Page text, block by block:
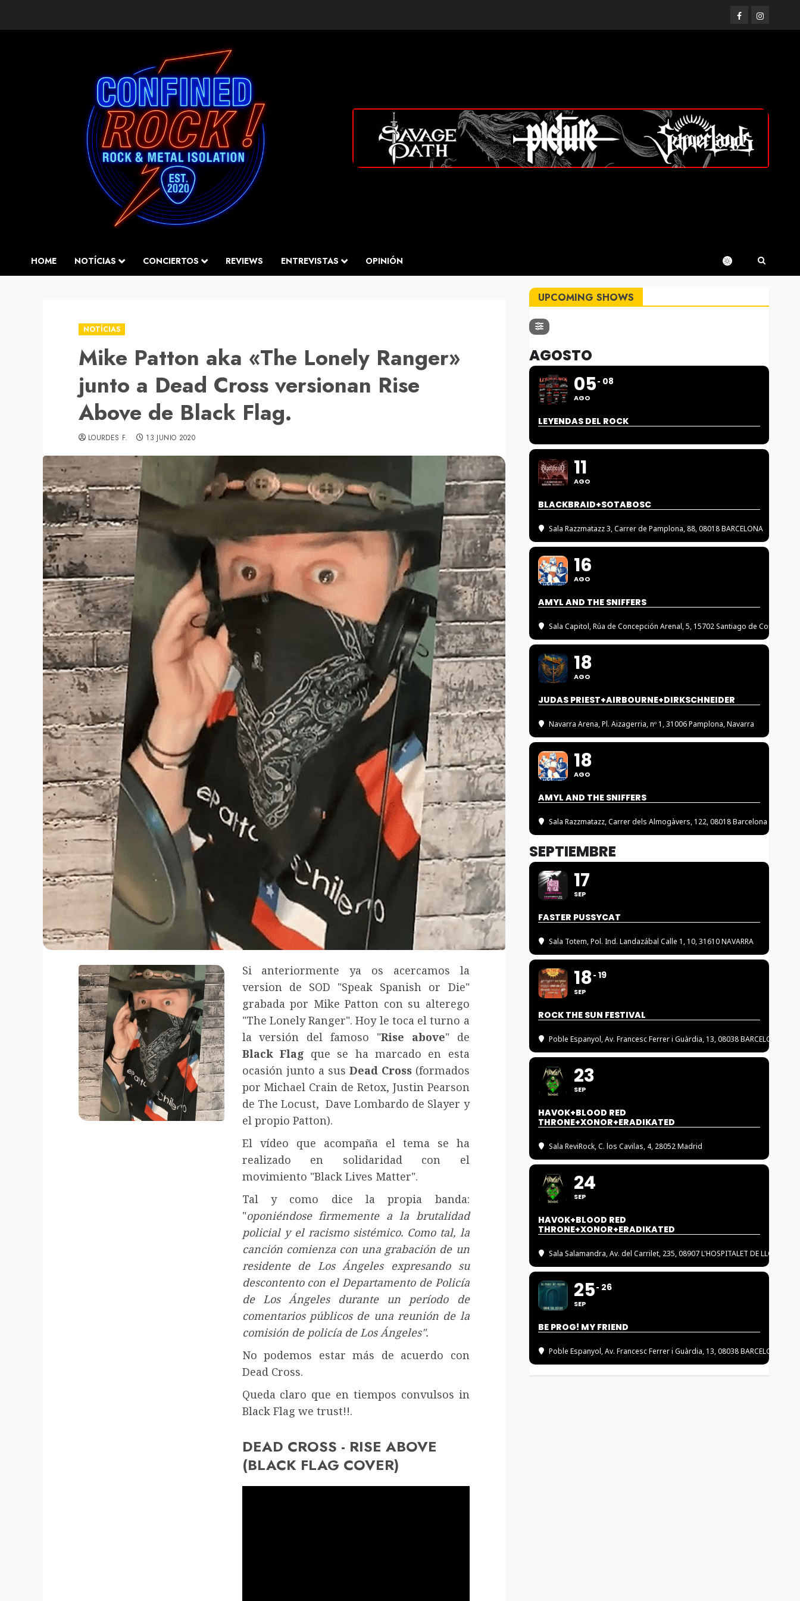
FacebookInstagram
HOME NOTÍCIAS CONCIERTOS REVIEWS ENTREVISTAS OPINIÓN
NOTÍCIAS
Mike Patton aka «The Lonely Ranger»
junto a Dead Cross versionan Rise
Above de Black Flag.
LOURDES F. 13 JUNIO 2020
Si anteriormente ya os acercamos la
version de SOD "Speak Spanish or Die"
grabada por Mike Patton con su alterego
"The Lonely Ranger". Hoy le toca el turno a
la versión del famoso "Rise above" de
Black Flag que se ha marcado en esta
ocasión junto a sus Dead Cross(formados
por Michael Crain de Retox, Justin Pearson
de The Locust, Dave Lombardo de Slayer y
el propio Patton).
El vídeo que acompaña el tema se ha
realizado en solidaridad con el
movimiento "Black Lives Matter".
Tal y como dice la propia banda:
"oponiéndose firmemente a la brutalidad
policial y el racismo sistémico. Como tal, la
canción comienza con una grabación de un
residente de Los Ángeles expresando su
descontento con el Departamento de Policía
de Los Ángeles durante un período de
comentarios públicos de una reunión de la
comisión de policía de Los Ángeles".
No podemos estar más de acuerdo con
Dead Cross.
Queda claro que en tiempos convulsos in
Black Flag we trust!!.
DEAD CROSS - RISE ABOVE
(BLACK FLAG COVER)
UPCOMING SHOWS
AGOSTO
05
AGO
08
LEYENDAS DEL ROCK
11
AGO
BLACKBRAID+SOTABOSC
Sala Razzmatazz 3, Carrer de Pamplona, 88, 08018 BARCELONA
16
AGO
AMYL AND THE SNIFFERS
Sala Capitol, Rúa de Concepción Arenal, 5, 15702 Santiago de
18
AGO
JUDAS PRIEST+AIRBOURNE+DIRKSCHNEIDER
Navarra Arena, Pl. Aizagerria, nº 1, 31006 Pamplona, Navarra
18
AGO
AMYL AND THE SNIFFERS
Sala Razzmatazz, Carrer dels Almogàvers, 122, 08018 Barcelona
SEPTIEMBRE
17
SEP
FASTER PUSSYCAT
Sala Totem, Pol. Ind. Landazábal Calle 1, 10, 31610 NAVARRA
18
SEP
19
ROCK THE SUN FESTIVAL
Poble Espanyol, Av. Francesc Ferrer i Guàrdia, 13, 08038 BARCELONA
23
SEP
HAVOK+BLOOD RED
THRONE+XONOR+ERADIKATED
Sala ReviRock, C. los Cavilas, 4, 28052 Madrid
24
SEP
HAVOK+BLOOD RED
THRONE+XONOR+ERADIKATED
Sala Salamandra, Av. del Carrilet, 235, 08907 L'HOSPITALET DE LLOBREGAT
25
SEP
26
BE PROG! MY FRIEND
Poble Espanyol, Av. Francesc Ferrer i Guàrdia, 13, 08038 BARCELONA